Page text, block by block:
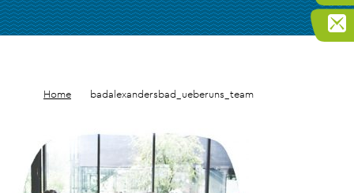
Home badalexandersbad_ueberuns_team